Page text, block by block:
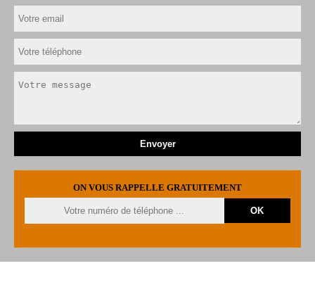
ON VOUS RAPPELLE GRATUITEMENT